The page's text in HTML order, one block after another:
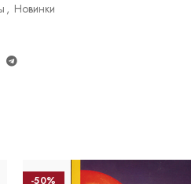
, Новинки
-50%